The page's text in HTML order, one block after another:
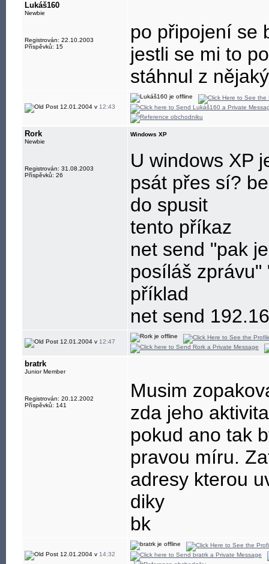
Lukáš160
Newbie
Registrován: 22.10.2003
Příspěvků: 15
po připojení se
jestli se mi to
stáhnul z
12.01.2004 v 12:43
Rork
Newbie
Registrován: 31.08.2003
Příspěvků: 26
Windows XP
U windows XP
psát přes sí?
do spusit
tento příkaz
net send "pak
posíláš zprávu"
příklad
net send
12.01.2004 v 12:47
bratrk
Junior Member
Registrován: 20.12.2002
Příspěvků: 141
Musim
zda jeho
pokud ano tak
pravou míru.
adresy kterou
diky
bk
12.01.2004 v 14:32